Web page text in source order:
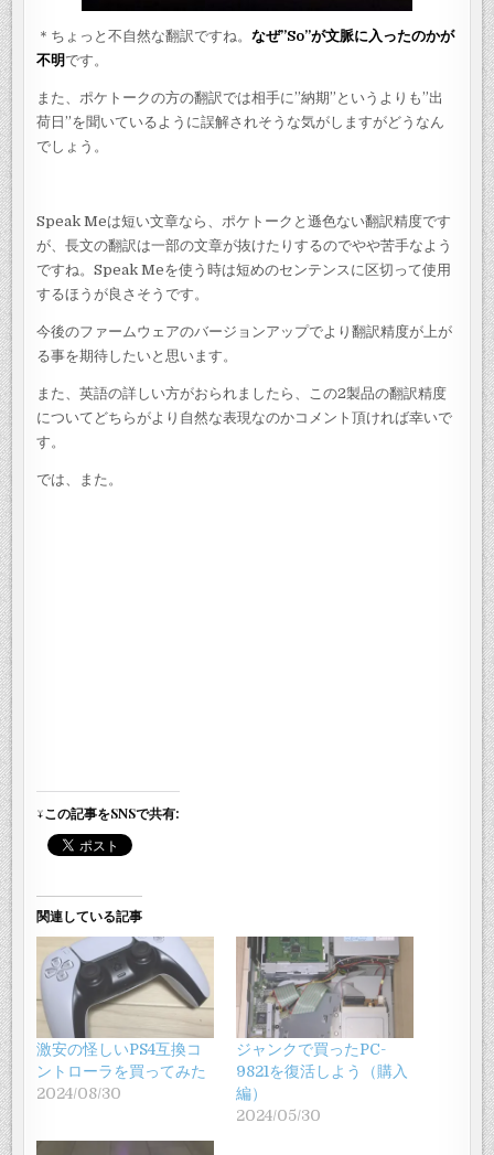
＊ちょっと不自然な翻訳ですね。なぜ”So”が文脈に入ったのかが
不明です。
また、ポケトークの方の翻訳では相手に”納期”というよりも”出
荷日”を聞いているように誤解されそうな気がしますがどうなん
でしょう。
Speak Meは短い文章なら、ポケトークと遜色ない翻訳精度です
が、長文の翻訳は一部の文章が抜けたりするのでやや苦手なよう
ですね。Speak Meを使う時は短めのセンテンスに区切って使用
するほうが良さそうです。
今後のファームウェアのバージョンアップでより翻訳精度が上が
る事を期待したいと思います。
また、英語の詳しい方がおられましたら、この2製品の翻訳精度
についてどちらがより自然な表現なのかコメント頂ければ幸いで
す。
では、また。
↓この記事をSNSで共有:
関連している記事
激安の怪しいPS4互換コ
ントローラを買ってみた
2024/08/30
ジャンクで買ったPC-
9821を復活しよう（購入
編）
2024/05/30